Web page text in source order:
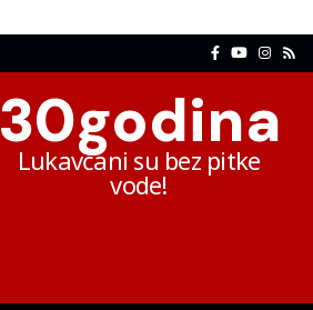
30godina
Lukavčani su bez pitke
vode!